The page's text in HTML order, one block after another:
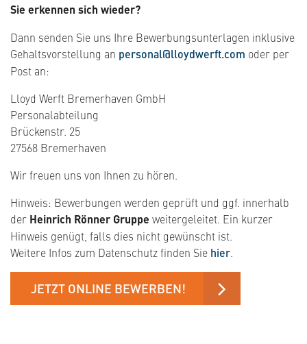
Sie erkennen sich wieder?
Dann senden Sie uns Ihre Bewerbungsunterlagen inklusive
Gehaltsvorstellung an personal@lloydwerft.com oder per
Post an:
Lloyd Werft Bremerhaven GmbH
Personalabteilung
Brückenstr. 25
27568 Bremerhaven
Wir freuen uns von Ihnen zu hören.
Hinweis: Bewerbungen werden geprüft und ggf. innerhalb
der Heinrich Rönner Gruppe weitergeleitet. Ein kurzer
Hinweis genügt, falls dies nicht gewünscht ist.
Weitere Infos zum Datenschutz finden Sie hier.
JETZT ONLINE BEWERBEN!